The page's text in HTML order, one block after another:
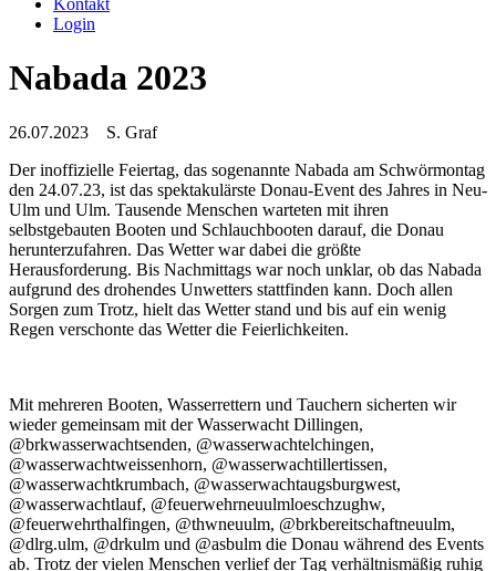
Kontakt
Login
Nabada 2023
26.07.2023
S. Graf
Der inoffizielle Feiertag, das sogenannte Nabada am Schwörmontag
den 24.07.23, ist das spektakulärste Donau-Event des Jahres in Neu-
Ulm und Ulm. Tausende Menschen warteten mit ihren
selbstgebauten Booten und Schlauchbooten darauf, die Donau
herunterzufahren. Das Wetter war dabei die größte
Herausforderung. Bis Nachmittags war noch unklar, ob das Nabada
aufgrund des drohendes Unwetters stattfinden kann. Doch allen
Sorgen zum Trotz, hielt das Wetter stand und bis auf ein wenig
Regen verschonte das Wetter die Feierlichkeiten.
Mit mehreren Booten, Wasserrettern und Tauchern sicherten wir
wieder gemeinsam mit der Wasserwacht Dillingen,
@brkwasserwachtsenden, @wasserwachtelchingen,
@wasserwachtweissenhorn, @wasserwachtillertissen,
@wasserwachtkrumbach, @wasserwachtaugsburgwest,
@wasserwachtlauf, @feuerwehrneuulmloeschzughw,
@feuerwehrthalfingen, @thwneuulm, @brkbereitschaftneuulm,
@dlrg.ulm, @drkulm und @asbulm die Donau während des Events
ab. Trotz der vielen Menschen verlief der Tag verhältnismäßig ruhig